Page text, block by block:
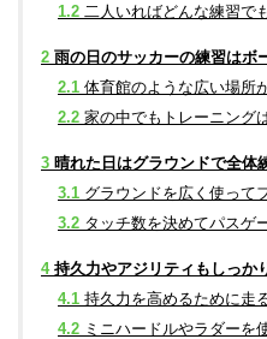
1.2 二人いればどんな練習で
2 雨の日のサッカーの練習はボ
2.1 体育館のような広い場所
2.2 家の中でもトレーニング
3 晴れた日はグラウンドで全体
3.1 グラウンドを広く使って
3.2 タッチ数を決めてパスゲ
4持久力やアジリティもしっか
4.1 持久力を高めるために走
4.2 ミニハードルやラダーを